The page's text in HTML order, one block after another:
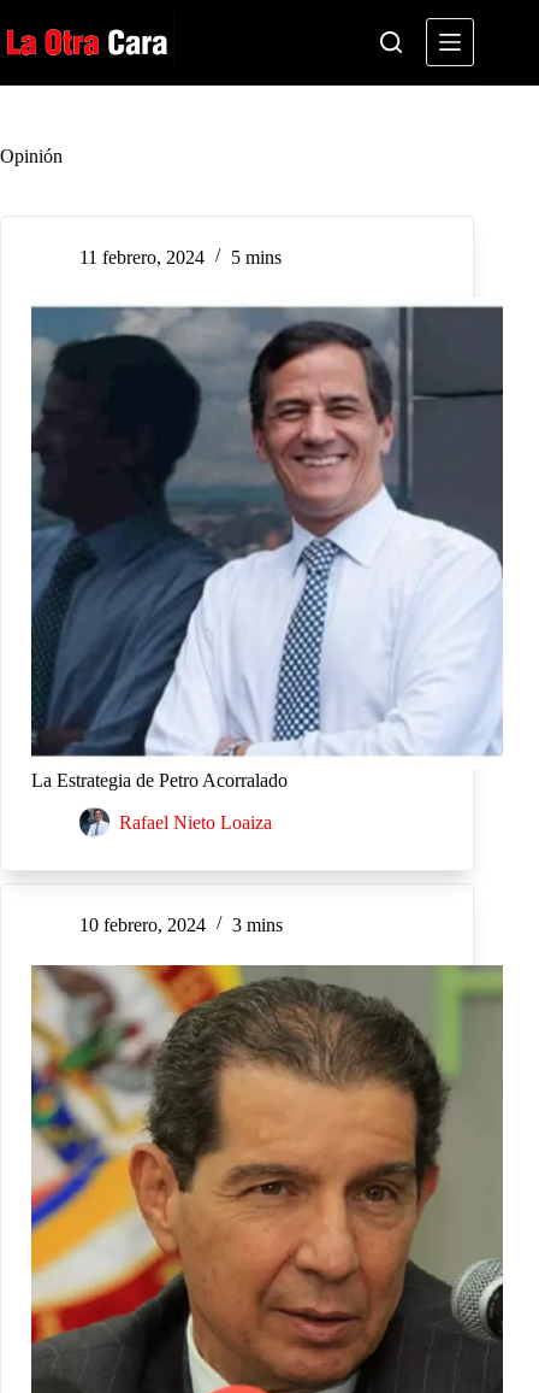
al
contenido
Opinión
11 febrero, 2024 5 mins
La Estrategia de Petro Acorralado
Rafael Nieto Loaiza
10 febrero, 2024 3 mins